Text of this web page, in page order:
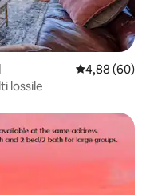
Keskmine
4,88 (60)
lossile